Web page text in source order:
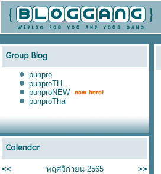
punpro
punproTH
punproNEW
punproThai
<< พฤศจิกายน 2565
>>